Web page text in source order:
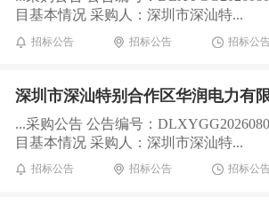
目基本情况 采购人：深圳市深汕特...
招标公告 招标公告 招标公
深圳市深汕特别合作区华润电力有
...采购公告 公告编号：
目基本情况 采购人：深圳市深汕特...
招标公告 招标公告 招标公